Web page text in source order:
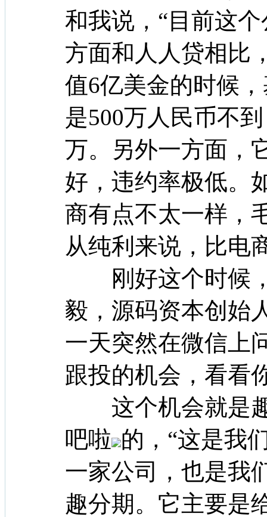
和我说，“目前这
方面和人人贷相比
值6亿美金的时候
是500万人民币不
万。另外一方面，
好，违约率极低。
商有点不太一样，
从纯利来说，比电
刚好这个时候，
毅，源码资本创始
一天突然在微信上
跟投的机会，看看
这个机会就是趣
吧啦 的，“这是我
一家公司，也是我
趣分期。它主要是